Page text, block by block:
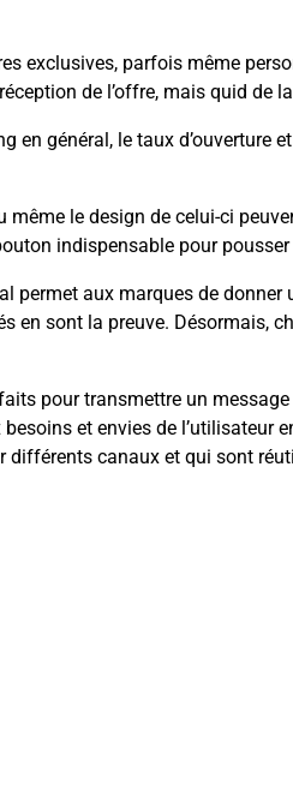
exclusives, parfois même
de l’offre, mais quid de
en général, le taux
le design de celui-ci
indispensable pour
permet aux marques de
en sont la preuve. Désormais,
pour transmettre un
et envies de l’utilisateur
différents canaux et qui sont